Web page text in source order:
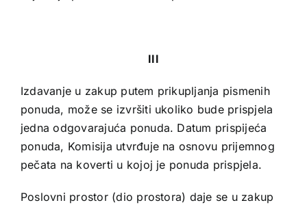
III
Izdavanje u zakup putem prikupljanja pismenih
ponuda, može se izvršiti ukoliko bude prispjela
jedna odgovarajuća ponuda. Datum prispijeća
ponuda, Komisija utvrđuje na osnovu prijemnog
pečata na koverti u kojoj je ponuda prispjela.
Poslovni prostor (dio prostora) daje se u zakup